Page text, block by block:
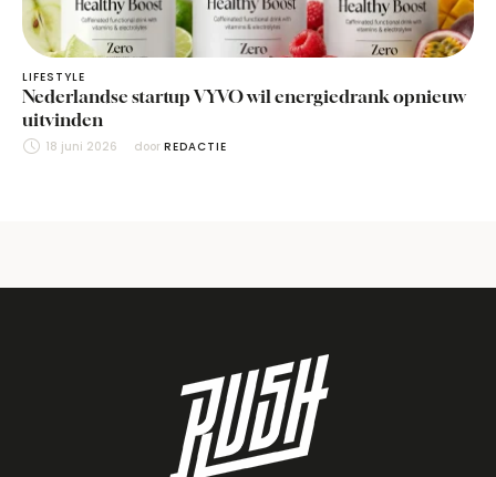
LIFESTYLE
Nederlandse startup VYVO wil energiedrank opnieuw
uitvinden
18 juni 2026 door REDACTIE